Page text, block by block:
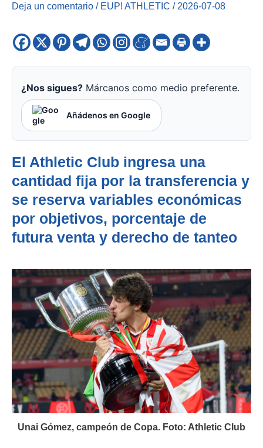
Deja un comentario / EUP! ATHLETIC / 2026-07-08
¿Nos sigues? Márcanos como medio preferente.
Añádenos en Google
El Athletic Club ingresa una
cantidad fija por la transferencia y
se reserva variables económicas
por objetivos, porcentaje de
futura venta y derecho de tanteo
Unai Gómez, campeón de Copa. Foto: Athletic Club